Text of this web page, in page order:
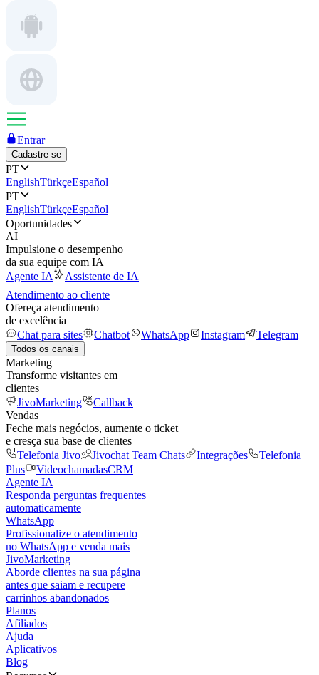
Entrar
Cadastre-se
PT
EnglishTürkçeEspañol
PT
EnglishTürkçeEspañol
Oportunidades
AI
Impulsione o desempenho
da sua equipe com IA
Agente IA
Assistente de IA
Atendimento ao cliente
Ofereça atendimento
de excelência
Chat para sites
Chatbot WhatsApp Instagram Telegram
Todos os canais
Marketing
Transforme visitantes em
clientes
JivoMarketing
Callback
Vendas
Feche mais negócios, aumente o ticket
e cresça sua base de clientes
Telefonia Jivo
Jivochat Team Chats Integrações
Telefonia
Plus
VideochamadasCRM
Agente IA
Responda perguntas frequentes
automaticamente
WhatsApp
Profissionalize o atendimento
no WhatsApp e venda mais
JivoMarketing
Aborde clientes na sua página
antes que saiam e recupere
carrinhos abandonados
Planos
Afiliados
Ajuda
Aplicativos
Blog